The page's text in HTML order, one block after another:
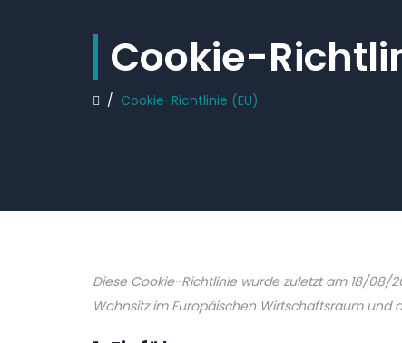
Cookie-
/ Cookie-Richtlinie (EU)
Diese Cookie-Richtlinie wurde zuletzt am 18/
Wohnsitz im Europäischen Wirtschaftsraum und